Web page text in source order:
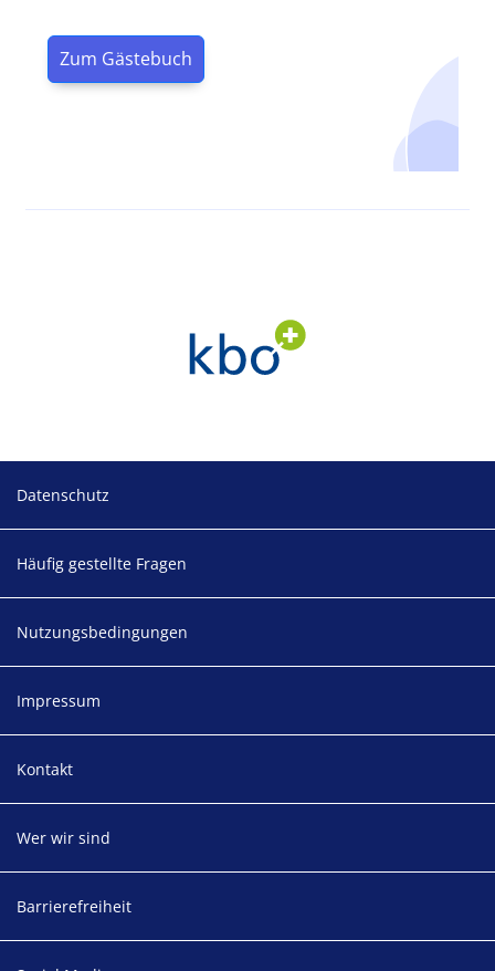
Zum Gästebuch
Datenschutz
Häufig gestellte Fragen
Nutzungsbedingungen
Impressum
Kontakt
Wer wir sind
Barrierefreiheit